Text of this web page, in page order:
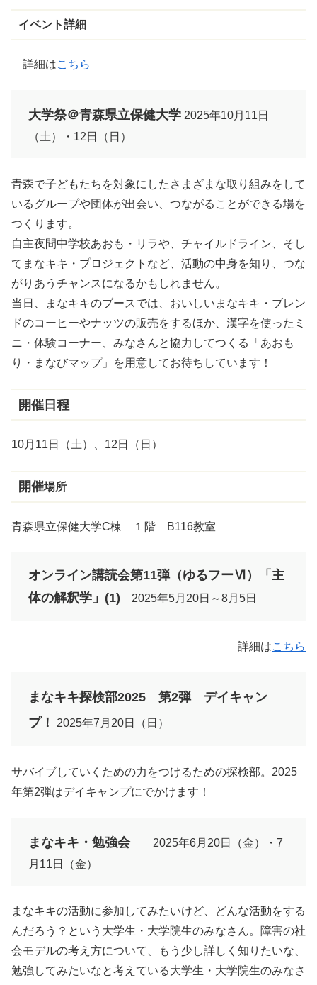
イベント詳細
詳細はこちら
大学祭＠青森県立保健大学 2025年10月11日
（土）・12日（日）
青森で子どもたちを対象にしたさまざまな取り組みをして
いるグループや団体が出会い、つながることができる場を
つくります。
自主夜間中学校あおも・リラや、チャイルドライン、そし
てまなキキ・プロジェクトなど、活動の中身を知り、つな
がりあうチャンスになるかもしれません。
当日、まなキキのブースでは、おいしいまなキキ・ブレン
ドのコーヒーやナッツの販売をするほか、漢字を使ったミ
ニ・体験コーナー、みなさんと協力してつくる「あおも
り・まなびマップ」を用意してお待ちしています！
開催日程
10月11日（土）、12日（日）
開催場所
青森県立保健大学C棟 １階 B116教室
オンライン講読会第11弾（ゆるフーⅥ）「主
体の解釈学」(1)
2025年5月20日 ～8月5日
詳細はこちら
まなキキ探検部2025 第2弾 デイキャン
プ！
2025年7月20日（日）
サバイブしていくための力をつけるための探検部。2025
年第2弾はデイキャンプにでかけます！
まなキキ・勉強会
2025年6月20日（金）・7
月11日（金）
まなキキの活動に参加してみたいけど、どんな活動をする
んだろう？という大学生・大学院生のみなさん。障害の社
会モデルの考え方について、もう少し詳しく知りたいな、
勉強してみたいなと考えている大学生・大学院生のみなさ